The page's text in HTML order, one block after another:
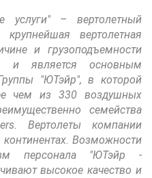
– вертолетный
вертолетная
и грузоподъемности
и является основным
"ЮТэйр", в которой
чем из 330 воздушных
семейства
Вертолеты компании
Возможности
персонала "ЮТэйр -
высокое качество и